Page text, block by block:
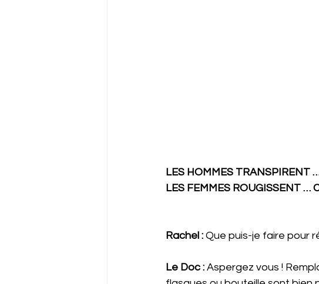
LES HOMMES TRANSPIRENT
LES FEMMES ROUGISSENT …
Rachel : Que puis-je faire pour
Le Doc : Aspergez vous !